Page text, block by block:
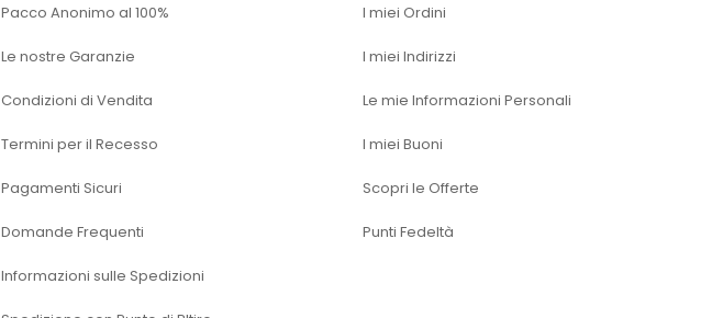
Pacco Anonimo al 100%
Le nostre Garanzie
Condizioni di Vendita
Termini per il Recesso
Pagamenti Sicuri
Domande Frequenti
Informazioni sulle Spedizioni
I miei Ordini
I miei Indirizzi
Le mie Informazioni Personali
I miei Buoni
Scopri le Offerte
Punti Fedeltà